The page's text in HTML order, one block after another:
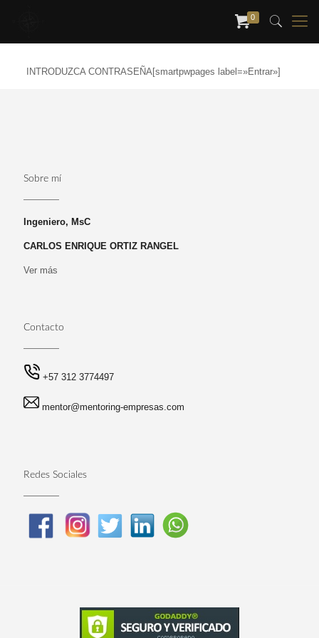
0
INTRODUZCA CONTRASEÑA[smartpwpages label=»Entrar»]
Sobre mí
Ingeniero, MsC
CARLOS ENRIQUE ORTIZ RANGEL
Ver más
Contacto
+57 312 3774497
mentor@mentoring-empresas.com
Redes Sociales